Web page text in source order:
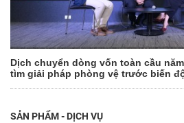
Dịch chuyển dòng vốn toàn cầu
tìm giải pháp phòng vệ trước biến
SẢN PHẨM - DỊCH VỤ